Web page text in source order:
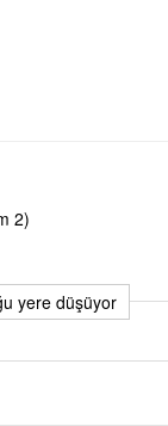
2)
yere düşüyor